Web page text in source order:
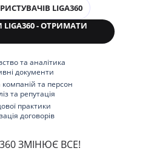
LIGA360
- ОТРИМАТИ
та аналітика
документи
компаній та персон
та репутація
практики
договорів
ЗМІНЮЄ ВСЕ!